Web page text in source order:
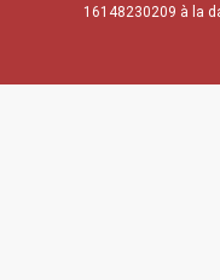
16148230209 à la